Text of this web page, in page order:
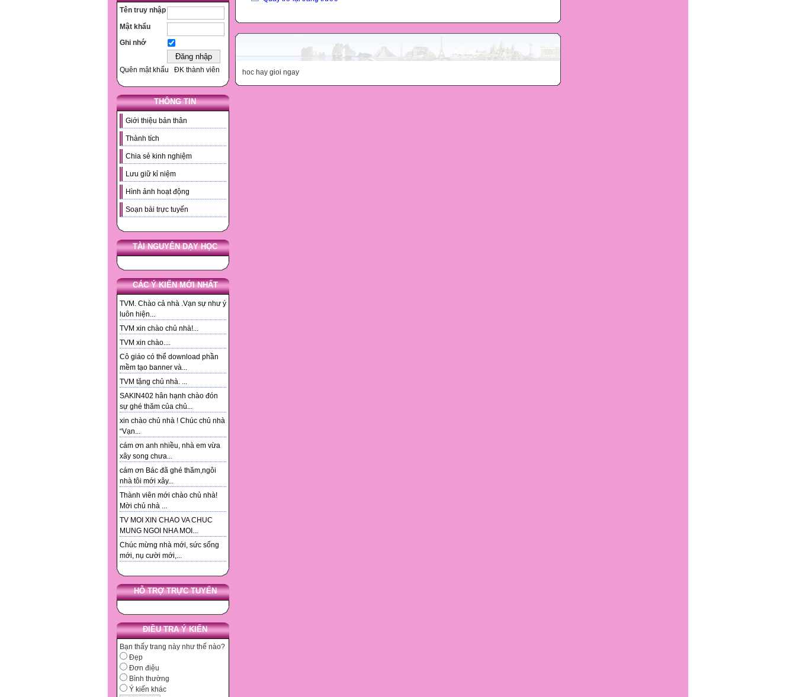
Tên truy nhập
Mật khẩu
Ghi nhớ
Quên mật khẩu ĐK thành viên
THÔNG TIN
Giới thiệu bản thân
Thành tích
Chia sẻ kinh nghiệm
Lưu giữ kỉ niệm
Hình ảnh hoạt động
Soạn bài trực tuyến
TÀI NGUYÊN DẠY HỌC
CÁC Ý KIẾN MỚI NHẤT
TVM. Chào cả nhà .Vạn sự như ý
luôn hiện...
TVM xin chào chủ nhà!...
TVM xin chào....
Cô giáo có thể download phần
mềm tạo banner và...
TVM tặng chủ nhà. ...
SAKIN402 hân hạnh chào đón
sự ghé thăm của chủ...
xin chào chủ nhà ! Chúc chủ nhà
“Vạn...
cám ơn anh nhiều, nhà em vừa
xây song chưa...
cám ơn Bác đã ghé thăm,ngôi
nhà tôi mới xây...
Thành viên mới chào chủ nhà!
Mời chủ nhà ...
TV MOI XIN CHAO VA CHUC
MUNG NGOI NHA MOI...
Chúc mừng nhà mới, sức sống
mới, nụ cười mới,...
HỖ TRỢ TRỰC TUYẾN
ĐIỀU TRA Ý KIẾN
Bạn thấy trang này như thế nào?
Đẹp
Đơn điệu
Bình thường
Ý kiến khác
hoc hay gioi ngay